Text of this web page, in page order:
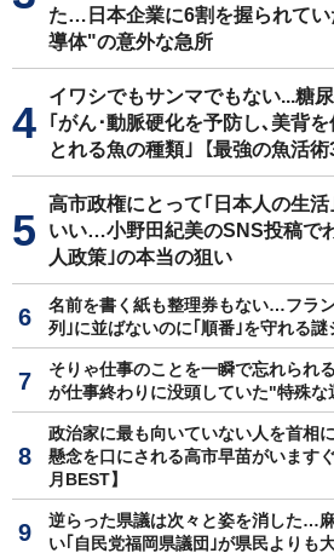
た…日本企業に6割を握られて
導体"の意外な急所
イワシでもサンマでもない...糖
｢がん･動脈硬化を予防し､美背
とれる魚の種類｣【最強の魚活術
高市政権にとって｢日本人の生活
いい…小野田紀美のSNS投稿で
人政策｣の本当の狙い
名前を書く紙も整理券もない…フラ
列｣に並ばないのに｢順番｣を守れる謎
そりゃ仕事のことを一瞬で忘れられ
が仕事終わりに没頭していた"特殊
政治家に最も向いていない人を首相
懸念を口にされる高市早苗がいます
月BEST】
逆らった県議は次々と姿を消した…
い｢自民党福岡県議団｣が県民よりも